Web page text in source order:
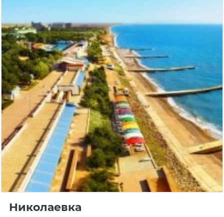
Николаевка